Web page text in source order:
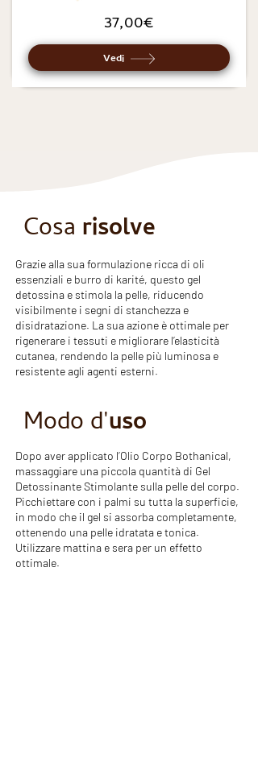
37,00€
Vedi
Cosa risolve
Grazie alla sua formulazione ricca di oli
essenziali e burro di karité, questo gel
detossina e stimola la pelle, riducendo
visibilmente i segni di stanchezza e
disidratazione. La sua azione è ottimale per
rigenerare i tessuti e migliorare l’elasticità
cutanea, rendendo la pelle più luminosa e
resistente agli agenti esterni.
Modo d'uso
Dopo aver applicato l’Olio Corpo Bothanical,
massaggiare una piccola quantità di Gel
Detossinante Stimolante sulla pelle del corpo.
Picchiettare con i palmi su tutta la superficie,
in modo che il gel si assorba completamente,
ottenendo una pelle idratata e tonica.
Utilizzare mattina e sera per un effetto
ottimale.